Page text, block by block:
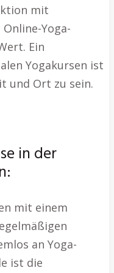
mit
Yoga-
Ein
Yogakursen ist
und Ort zu sein.
in der
mit einem
an Yoga-
ist die